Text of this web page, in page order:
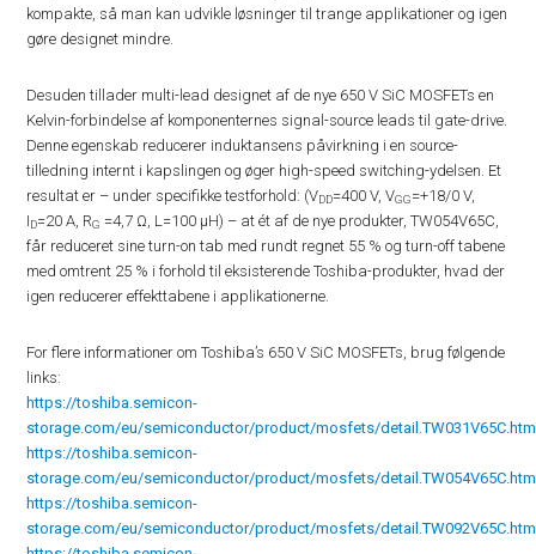
kompakte, så man kan udvikle løsninger til trange applikationer og igen
gøre designet mindre.
Desuden tillader multi-lead designet af de nye 650 V SiC MOSFETs en
Kelvin-forbindelse af komponenternes signal-source leads til gate-drive.
Denne egenskab reducerer induktansens påvirkning i en source-
tilledning internt i kapslingen og øger high-speed switching-ydelsen. Et
resultat er – under specifikke testforhold: (VDD=400 V, VGG=+18/0 V,
ID=20 A, RG =4,7 Ω, L=100 µH) – at ét af de nye produkter, TW054V65C,
får reduceret sine turn-on tab med rundt regnet 55 % og turn-off tabene
med omtrent 25 % i forhold til eksisterende Toshiba-produkter, hvad der
igen reducerer effekttabene i applikationerne.
For flere informationer om Toshiba’s 650 V SiC MOSFETs, brug følgende
links:
https://toshiba.semicon-
storage.com/eu/semiconductor/product/mosfets/
https://toshiba.semicon-
storage.com/eu/semiconductor/product/mosfets/
https://toshiba.semicon-
storage.com/eu/semiconductor/product/mosfets/